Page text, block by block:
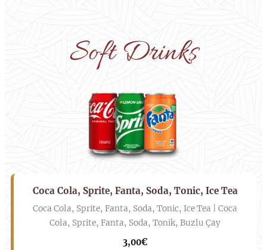
Soft Drinks
Coca Cola, Sprite, Fanta, Soda, Tonic, Ice Tea
Coca Cola, Sprite, Fanta, Soda, Tonic, Ice Tea | Coca
Cola, Sprite, Fanta, Soda, Tonik, Buzlu Çay
3,00€